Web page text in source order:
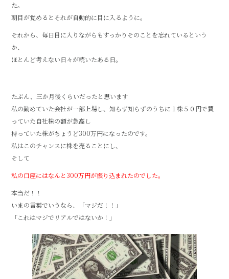
た。
朝目が覚めるとそれが自動的に目に入るように。
それから、毎日目に入りながらもすっかりそのことを忘れているという
か、
ほとんど考えない日々が続いたある日。
たぶん、三か月後くらいだったと思います
私の勤めていた会社が一部上場し、知らず知らずのうちに１株５０円で買
っていた自社株の額が急高し
持っていた株がちょうど300万円になったのです。
私はこのチャンスに株を売ることにし、
そして
私の口座にはなんと300万円が振り込まれたのでした。
本当だ！！
いまの言葉でいうなら、「マジだ！！」
「これはマジでリアルではないか！」